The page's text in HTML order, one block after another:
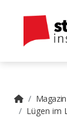
Magazin
Lügen im